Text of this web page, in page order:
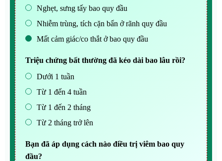
Nghẹt, sưng tấy bao quy đầu
Nhiễm trùng, tích cặn bẩn ở rãnh quy đầu
Mất cảm giác/co thắt ở bao quy đầu
Triệu chứng bất thường đã kéo dài bao lâu rồi?
Dưới 1 tuần
Từ 1 đến 4 tuần
Từ 1 đến 2 tháng
Từ 2 tháng trở lên
Bạn đã áp dụng cách nào điều trị viêm bao quy
đầu?